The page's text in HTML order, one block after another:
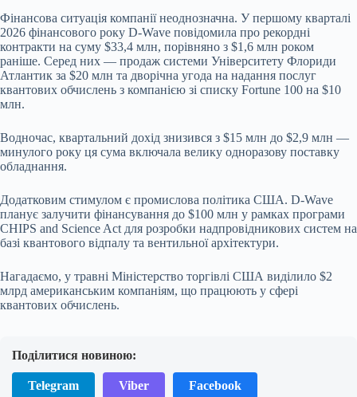
Фінансова ситуація компанії неоднозначна. У першому кварталі
2026 фінансового року D-Wave повідомила про рекордні
контракти на суму $33,4 млн, порівняно з $1,6 млн роком
раніше. Серед них — продаж системи Університету Флориди
Атлантик за $20 млн та дворічна угода на надання послуг
квантових обчислень з компанією зі списку Fortune 100 на $10
млн.
Водночас, квартальний дохід знизився з $15 млн до $2,9 млн —
минулого року ця сума включала велику одноразову поставку
обладнання.
Додатковим стимулом є промислова політика США. D-Wave
планує залучити фінансування до $100 млн у рамках програми
CHIPS and Science Act для розробки надпровідникових систем на
базі квантового відпалу та вентильної архітектури.
Нагадаємо, у травні Міністерство торгівлі США виділило $2
млрд американським компаніям, що працюють у сфері
квантових обчислень.
Поділитися новиною:
Telegram Viber Facebook